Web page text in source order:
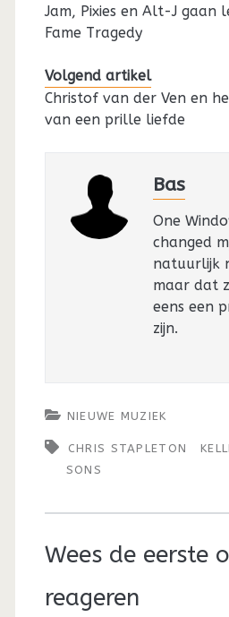
Jam, Pixies en Alt-J gaan
Fame Tragedy
Volgend artikel
Christof van der Ven en
van een prille liefde
Bas
One
changed
natuurlijk
maar dat
eens een
zijn.
NIEUWE MUZIEK
CHRIS STAPLETON
SONS
Wees de eerste
reageren